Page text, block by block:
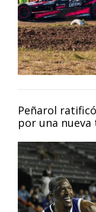
Peñarol
por una